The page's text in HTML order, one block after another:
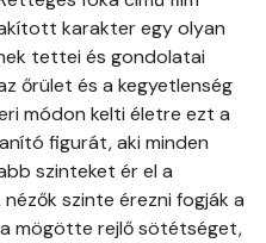
karakter egy olyan
tettei és gondolatai
őrület és a kegyetlenség
módon kelti életre ezt a
figurát, aki minden
szinteket ér el a
szinte érezni fogják a
mögötte rejlő sötétséget,